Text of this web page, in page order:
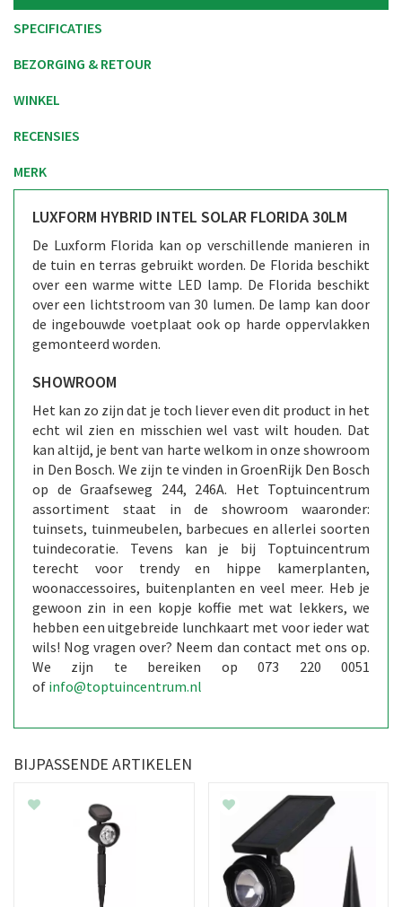
SPECIFICATIES
BEZORGING & RETOUR
WINKEL
RECENSIES
MERK
LUXFORM HYBRID INTEL SOLAR FLORIDA 30LM
De Luxform Florida kan op verschillende manieren in
de tuin en terras gebruikt worden. De Florida beschikt
over een warme witte LED lamp. De Florida beschikt
over een lichtstroom van 30 lumen. De lamp kan door
de ingebouwde voetplaat ook op harde oppervlakken
gemonteerd worden.
SHOWROOM
Het kan zo zijn dat je toch liever even dit product in het
echt wil zien en misschien wel vast wilt houden. Dat
kan altijd, je bent van harte welkom in onze showroom
in Den Bosch. We zijn te vinden in GroenRijk Den Bosch
op de Graafseweg 244, 246A. Het Toptuincentrum
assortiment staat in de showroom waaronder:
tuinsets, tuinmeubelen, barbecues en allerlei soorten
tuindecoratie. Tevens kan je bij Toptuincentrum
terecht voor trendy en hippe kamerplanten,
woonaccessoires, buitenplanten en veel meer. Heb je
gewoon zin in een kopje koffie met wat lekkers, we
hebben een uitgebreide lunchkaart met voor ieder wat
wils! Nog vragen over? Neem dan contact met ons op.
We zijn te bereiken op 073 220 0051
of info@toptuincentrum.nl
BIJPASSENDE ARTIKELEN